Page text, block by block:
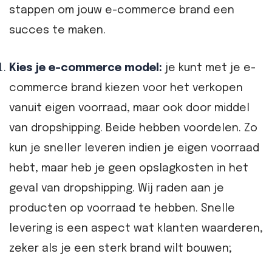
stappen om jouw e-commerce brand een
succes te maken.
Kies je e-commerce model: je kunt met je e-
commerce brand kiezen voor het verkopen
vanuit eigen voorraad, maar ook door middel
van dropshipping. Beide hebben voordelen. Zo
kun je sneller leveren indien je eigen voorraad
hebt, maar heb je geen opslagkosten in het
geval van dropshipping. Wij raden aan je
producten op voorraad te hebben. Snelle
levering is een aspect wat klanten waarderen,
zeker als je een sterk brand wilt bouwen;